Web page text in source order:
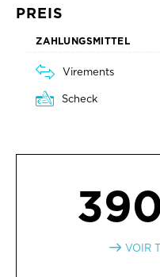
PREIS
ZAHLUNGSMITTEL
Virements
Scheck
VOIR